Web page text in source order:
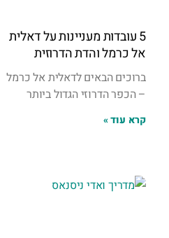
5 עובדות מעניינות על דאלית
אל כרמל והדת הדרוזית
ברוכים הבאים לדאלית אל כרמל
– הכפר הדרוזי הגדול ביותר
קרא עוד »